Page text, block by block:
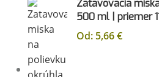
Zatavovacia
500 ml | priemer
Od: 5,66€